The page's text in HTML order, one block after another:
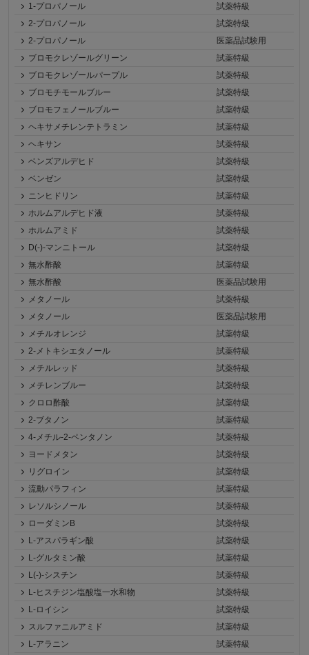
1-プロパノール
試薬特級
2-プロパノール
試薬特級
2-プロパノール
医薬品試験用
ブロモクレゾールグリーン
試薬特級
ブロモクレゾールパープル
試薬特級
ブロモチモールブルー
試薬特級
ブロモフェノールブルー
試薬特級
ヘキサメチレンテトラミン
試薬特級
ヘキサン
試薬特級
ベンズアルデヒド
試薬特級
ベンゼン
試薬特級
ニンヒドリン
試薬特級
ホルムアルデヒド液
試薬特級
ホルムアミド
試薬特級
D(-)-マンニトール
試薬特級
無水酢酸
試薬特級
無水酢酸
医薬品試験用
メタノール
試薬特級
メタノール
医薬品試験用
メチルオレンジ
試薬特級
2-メトキシエタノール
試薬特級
メチルレッド
試薬特級
メチレンブルー
試薬特級
クロロ酢酸
試薬特級
2-ブタノン
試薬特級
4-メチル-2-ペンタノン
試薬特級
ヨードメタン
試薬特級
リグロイン
試薬特級
流動パラフィン
試薬特級
レソルシノール
試薬特級
ローダミンB
試薬特級
L-アスパラギン酸
試薬特級
L-グルタミン酸
試薬特級
L(-)-シスチン
試薬特級
L-ヒスチジン塩酸塩一水和物
試薬特級
L-ロイシン
試薬特級
スルファニルアミド
試薬特級
L-アラニン
試薬特級